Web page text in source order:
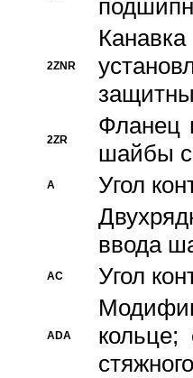
2ZNR
2ZR
Фланец
шайбы с
A
Угол
ввода
AC Угол
ADA
кольце;